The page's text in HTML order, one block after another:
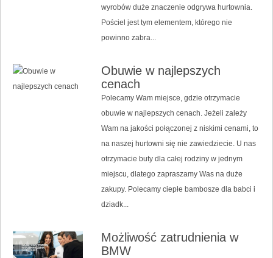
wyrobów duże znaczenie odgrywa hurtownia.
Pościel jest tym elementem, którego nie
powinno zabra...
Obuwie w najlepszych
cenach
Polecamy Wam miejsce, gdzie otrzymacie
obuwie w najlepszych cenach. Jeżeli zależy
Wam na jakości połączonej z niskimi cenami, to
na naszej hurtowni się nie zawiedziecie. U nas
otrzymacie buty dla całej rodziny w jednym
miejscu, dlatego zapraszamy Was na duże
zakupy. Polecamy ciepłe bambosze dla babci i
dziadk...
Możliwość zatrudnienia w
BMW